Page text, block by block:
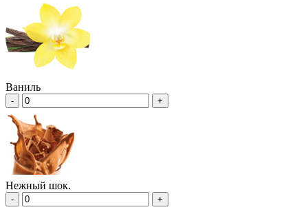
Ваниль
- +
Нежный шок.
- +